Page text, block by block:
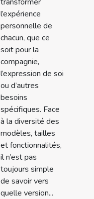
l’expérience
personnelle de
chacun, que ce
soit pour la
compagnie,
l’expression de soi
ou d’autres
besoins
spécifiques. Face
à la diversité des
modèles, tailles
et fonctionnalités,
il n’est pas
toujours simple
de savoir vers
quelle version...